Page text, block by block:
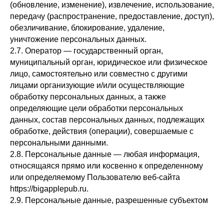
(обновление, изменение), извлечение, использование,
передачу (распространение, предоставление, доступ),
обезличивание, блокирование, удаление,
уничтожение персональных данных.
2.7. Оператор — государственный орган,
муниципальный орган, юридическое или физическое
лицо, самостоятельно или совместно с другими
лицами организующие и/или осуществляющие
обработку персональных данных, а также
определяющие цели обработки персональных
данных, состав персональных данных, подлежащих
обработке, действия (операции), совершаемые с
персональными данными.
2.8. Персональные данные — любая информация,
относящаяся прямо или косвенно к определенному
или определяемому Пользователю веб-сайта
https://bigapplepub.ru.
2.9. Персональные данные, разрешенные субъектом